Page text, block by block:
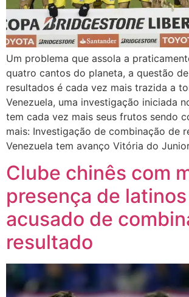
Um problema que assola a
quatro cantos do planeta, a questão
resultados é cada vez mais trazida a
Venezuela, uma investigação iniciada
tem cada vez mais seus frutos sendo
mais: Investigação de combinação de
Venezuela tem avanço Vitória do
Clube chinês com
presença de
acusado de
resultado